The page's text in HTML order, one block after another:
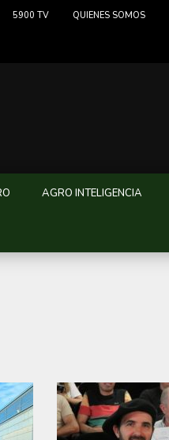
5900 TV QUIENES SOMOS
AGRO INTELIGENCIA